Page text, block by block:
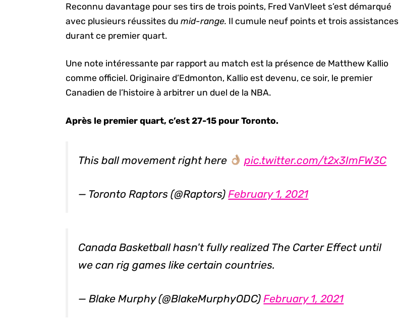
Reconnu davantage pour ses tirs de trois points, Fred VanVleet s’est démarqué
avec plusieurs réussites dumid-range. Il cumule neuf points et trois assistances
durant ce premier quart.
Une note intéressante par rapport au match est la présence de Matthew Kallio
comme officiel. Originaire d’Edmonton, Kallio est devenu, ce soir, le premier
Canadien de l’histoire à arbitrer un duel de la NBA.
Après le premier quart, c’est 27-15 pour Toronto.
This ball movement right here pic.twitter.com/t2x3ImFW3C
— Toronto Raptors (@Raptors)February 1, 2021
Canada Basketball hasn't fully realized The Carter Effect until
we can rig games like certain countries.
— Blake Murphy (@BlakeMurphyODC)February 1, 2021